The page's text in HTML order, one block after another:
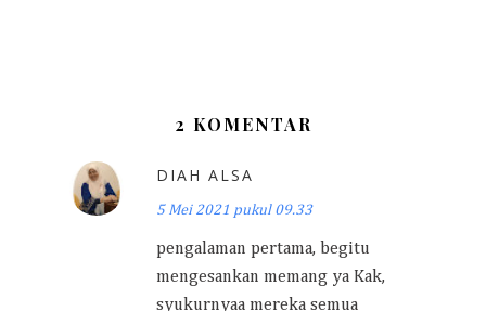
2 KOMENTAR
DIAH ALSA
5 Mei 2021 pukul 09.33
pengalaman pertama, begitu
mengesankan memang ya Kak,
syukurnyaa mereka semua